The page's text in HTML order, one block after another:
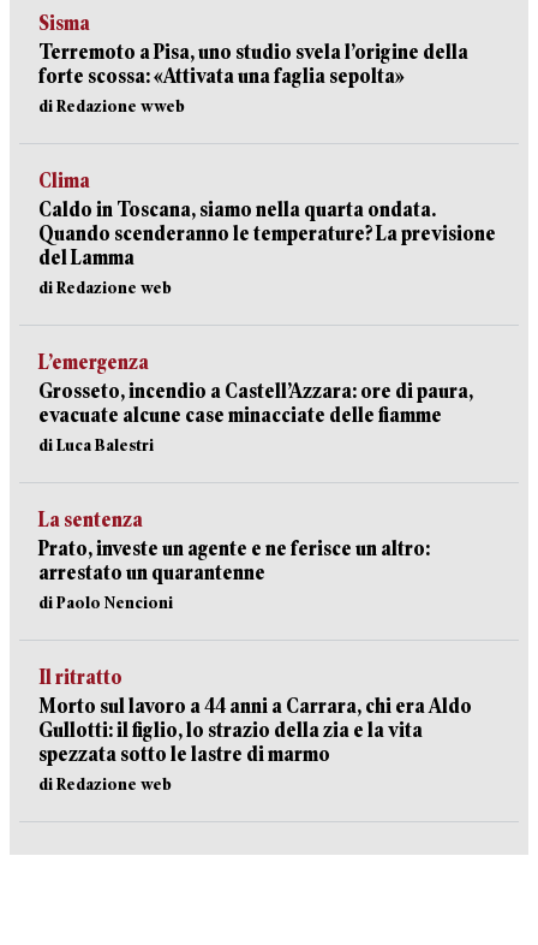
Sisma
Terremoto a Pisa, uno studio svela l’origine della
forte scossa: «Attivata una faglia sepolta»
di Redazione wweb
Clima
Caldo in Toscana, siamo nella quarta ondata.
Quando scenderanno le temperature? La previsione
del Lamma
di Redazione web
L’emergenza
Grosseto, incendio a Castell’Azzara: ore di paura,
evacuate alcune case minacciate delle fiamme
di Luca Balestri
La sentenza
Prato, investe un agente e ne ferisce un altro:
arrestato un quarantenne
di Paolo Nencioni
Il ritratto
Morto sul lavoro a 44 anni a Carrara, chi era Aldo
Gullotti: il figlio, lo strazio della zia e la vita
spezzata sotto le lastre di marmo
di Redazione web